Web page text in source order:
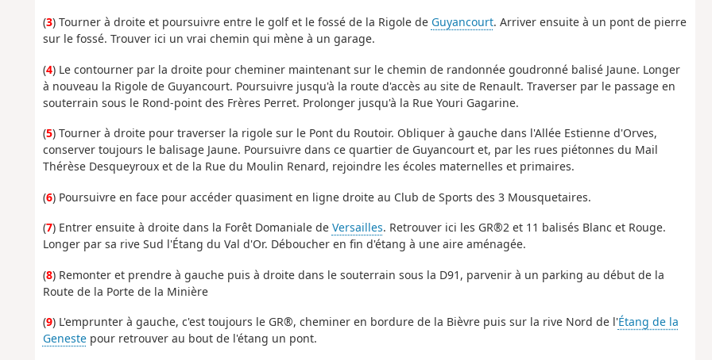
(3) Tourner à droite et poursuivre entre le golf et le fossé de la Rigole de Guyancourt. Arriver ensuite à un pont de pierre
sur le fossé. Trouver ici un vrai chemin qui mène à un garage.
(4) Le contourner par la droite pour cheminer maintenant sur le chemin de randonnée goudronné balisé Jaune. Longer
à nouveau la Rigole de Guyancourt. Poursuivre jusqu'à la route d'accès au site de Renault. Traverser par le passage en
souterrain sous le Rond-point des Frères Perret. Prolonger jusqu'à la Rue Youri Gagarine.
(5) Tourner à droite pour traverser la rigole sur le Pont du Routoir. Obliquer à gauche dans l'Allée Estienne d'Orves,
conserver toujours le balisage Jaune. Poursuivre dans ce quartier de Guyancourt et, par les rues piétonnes du Mail
Thérèse Desqueyroux et de la Rue du Moulin Renard, rejoindre les écoles maternelles et primaires.
(6) Poursuivre en face pour accéder quasiment en ligne droite au Club de Sports des 3 Mousquetaires.
(7) Entrer ensuite à droite dans la Forêt Domaniale de Versailles. Retrouver ici les GR®2 et 11 balisés Blanc et Rouge.
Longer par sa rive Sud l'Étang du Val d'Or. Déboucher en fin d'étang à une aire aménagée.
(8) Remonter et prendre à gauche puis à droite dans le souterrain sous la D91, parvenir à un parking au début de la
Route de la Porte de la Minière
(9) L'emprunter à gauche, c'est toujours le GR®, cheminer en bordure de la Bièvre puis sur la rive Nord de l'Étang de la
Genestepour retrouver au bout de l'étang un pont.